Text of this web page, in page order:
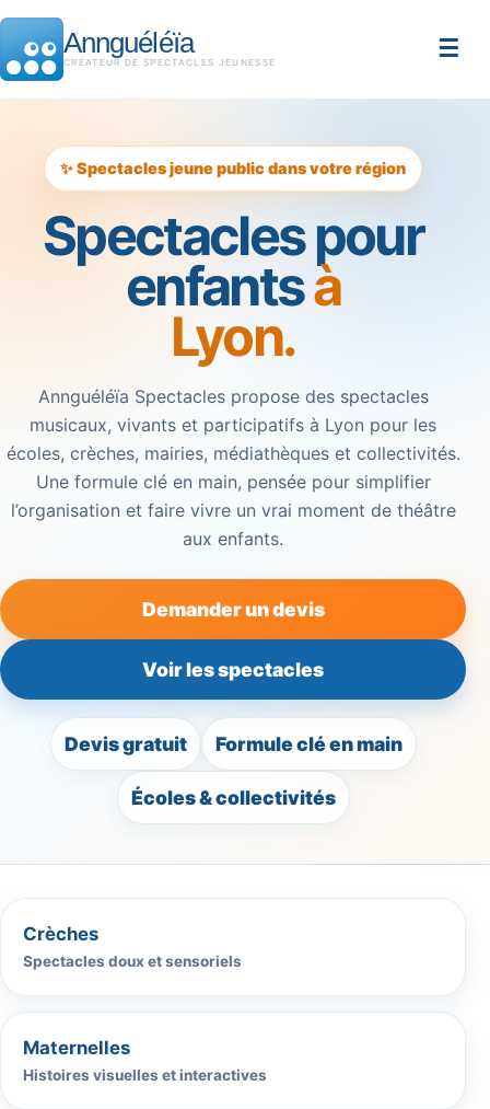
Annguéléïa
CRÉATEUR DE SPECTACLES JEUNESSE ☰
✨ Spectacles jeune public dans votre région
Spectacles pour
enfantsà
Lyon.
Annguéléïa Spectacles propose des spectacles
musicaux, vivants et participatifs à Lyon pour les
écoles, crèches, mairies, médiathèques et collectivités.
Une formule clé en main, pensée pour simplifier
l’organisation et faire vivre un vrai moment de théâtre
aux enfants.
Demander un devis
Voir les spectacles
Devis gratuit Formule clé en main
Écoles & collectivités
Crèches
Spectacles doux et sensoriels
Maternelles
Histoires visuelles et interactives